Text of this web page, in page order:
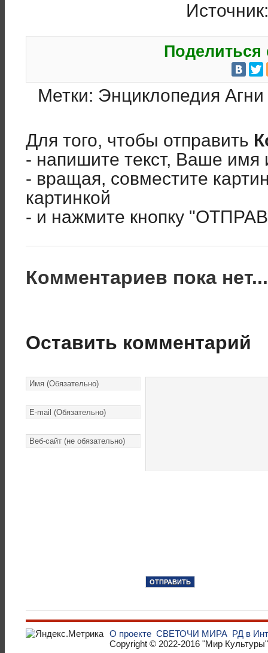
Поделиться
Метки: Энциклопедия
Для того, чтобы отправить
- напишите текст, Ваше имя
- вращая, совместите
картинкой
- и нажмите кнопку
Комментариев пока
Оставить комментарий
О проекте СВЕТОЧИ МИРА РД в
Copyright © 2022-2016 "Мир Культуры"